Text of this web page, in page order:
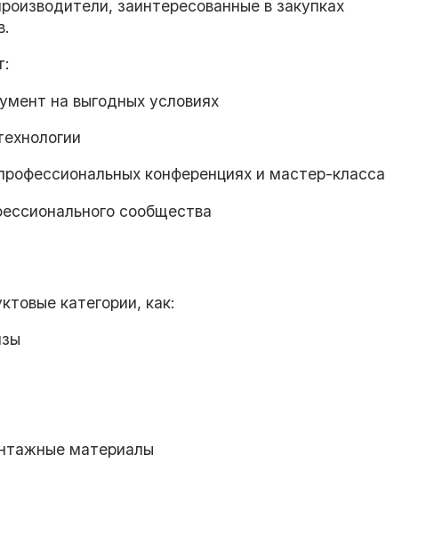
заинтересованные в закупках
на выгодных условиях
конференциях и мастер-класса
сообщества
категории, как:
материалы